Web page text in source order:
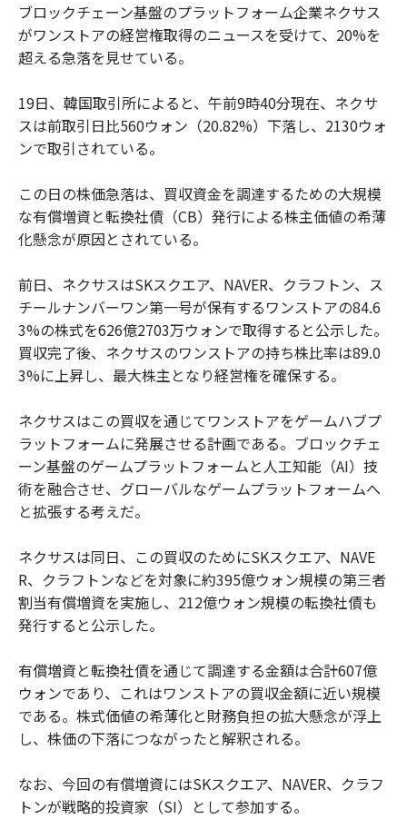
ブロックチェーン基盤のプラットフォーム企業ネクサス
がワンストアの経営権取得のニュースを受けて、20%を
超える急落を見せている。
19日、韓国取引所によると、午前9時40分現在、ネクサ
スは前取引日比560ウォン（20.82%）下落し、2130ウォ
ンで取引されている。
この日の株価急落は、買収資金を調達するための大規模
な有償増資と転換社債（CB）発行による株主価値の希薄
化懸念が原因とされている。
前日、ネクサスはSKスクエア、NAVER、クラフトン、ス
チールナンバーワン第一号が保有するワンストアの84.6
3%の株式を626億2703万ウォンで取得すると公示した。
買収完了後、ネクサスのワンストアの持ち株比率は89.0
3%に上昇し、最大株主となり経営権を確保する。
ネクサスはこの買収を通じてワンストアをゲームハブプ
ラットフォームに発展させる計画である。ブロックチェ
ーン基盤のゲームプラットフォームと人工知能（AI）技
術を融合させ、グローバルなゲームプラットフォームへ
と拡張する考えだ。
ネクサスは同日、この買収のためにSKスクエア、NAVE
R、クラフトンなどを対象に約395億ウォン規模の第三者
割当有償増資を実施し、212億ウォン規模の転換社債も
発行すると公示した。
有償増資と転換社債を通じて調達する金額は合計607億
ウォンであり、これはワンストアの買収金額に近い規模
である。株式価値の希薄化と財務負担の拡大懸念が浮上
し、株価の下落につながったと解釈される。
なお、今回の有償増資にはSKスクエア、NAVER、クラフ
トンが戦略的投資家（SI）として参加する。